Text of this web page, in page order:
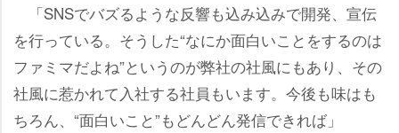
「SNSでバズるような反響も込み込みで開発、宣伝
を行っている。そうした“なにか面白いことをするのは
ファミマだよね”というのが弊社の社風にもあり、その
社風に惹かれて入社する社員もいます。今後も味はも
ちろん、“面白いこと”もどんどん発信できれば」